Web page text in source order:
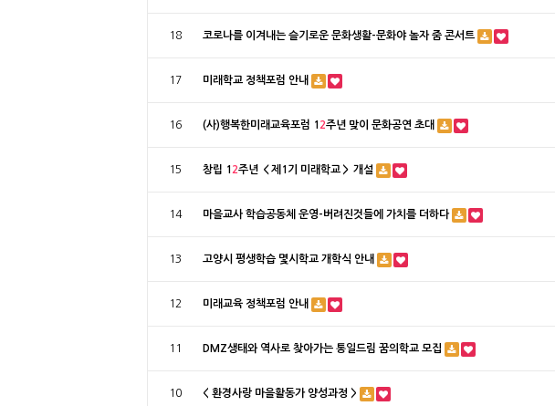
18 코로나를 이겨내는 슬기로운 문화생활-문화야 놀자 줌 콘서트
17 미래학교 정책포럼 안내
16 (사)행복한미래교육포럼 1 2주년 맞이 문화공연 초대
15 창립 1 2주년 ＜제1기 미래학교＞ 개설
14 마을교사 학습공동체 운영-버려진것들에 가치를 더하다
13 고양시 평생학습 몇시학교 개학식 안내
12 미래교육 정책포럼 안내
11 DMZ생태와 역사로 찾아가는 통일드림 꿈의학교 모집
10 < 환경사랑 마을활동가 양성과정 >